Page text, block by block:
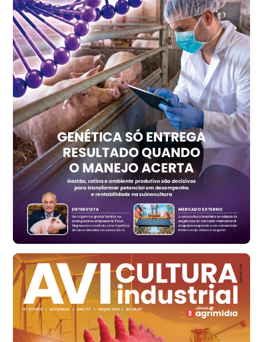
SP
R$ 7,15
kg
Trigo Atacado - Regional
PR
R$ 1.414,20
t
Trigo Atacado - Regional
RS
R$ 1.314,40
t
Ovo Vermelho - Regional
Vermelho
R$ 171,15
cx
Ovo Branco - Regional
Santa Maria do Jetibá (ES)
R$ 139,43
cx
Ovo Branco - Regional
Recife (PE)
R$ 149,79